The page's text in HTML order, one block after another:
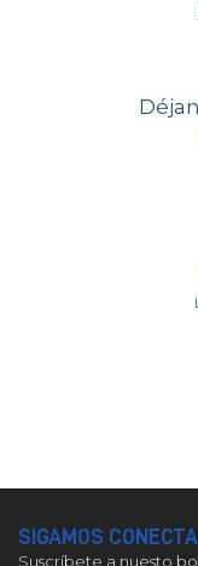
SIGAMOS
Suscríbete a nuesto